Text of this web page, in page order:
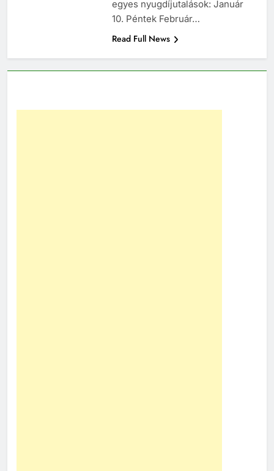
egyes nyugdíjutalások: Január
10. Péntek Február…
Read Full News